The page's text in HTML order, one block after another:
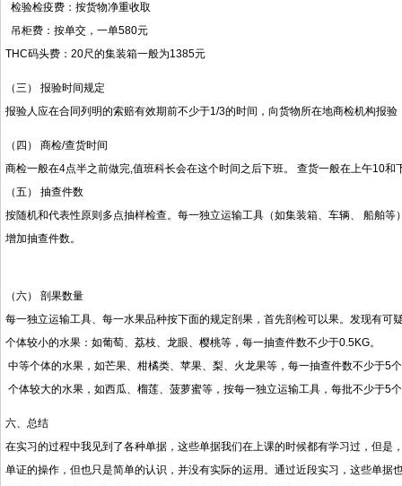
检验检疫费：按货物净重收取
吊柜费：按单交，一单580元
THC码头费：20尺的集装箱一般为1385元
（三） 报验时间规定
报验人应在合同列明的索赔有效期前不少于1/3的时间，向货物所在地商检机构报
（四） 商检/查货时间
商检一般在4点半之前做完,值班科长会在这个时间之后下班。 查货一般在上午10和
（五） 抽查件数
按随机和代表性原则多点抽样检查。每一独立运输工具（如集装箱、车辆、 船舶
增加抽查件数。
（六） 剖果数量
每一独立运输工具、每一水果品种按下面的规定剖果，首先剖检可以果。发现有可
个体较小的水果：如葡萄、荔枝、龙眼、樱桃等，每一抽查件数不少于0.5KG。
中等个体的水果，如芒果、柑橘类、苹果、梨、火龙果等，每一抽查件数不少于5
个体较大的水果，如西瓜、榴莲、菠萝蜜等，按每一独立运输工具，每批不少于5
六、总结
在实习的过程中我见到了各种单据，这些单据我们在上课的时候都有学习过，但
单证的操作，但也只是简单的认识，并没有实际的运用。通过近段实习，这些单